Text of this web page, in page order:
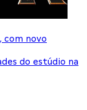
com novo
do estúdio na